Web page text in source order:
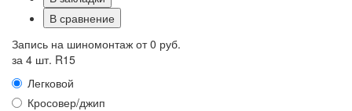
В сравнение
Запись на шиномонтаж от0 руб.
за 4 шт. R15
Легковой
Кросовер/джип